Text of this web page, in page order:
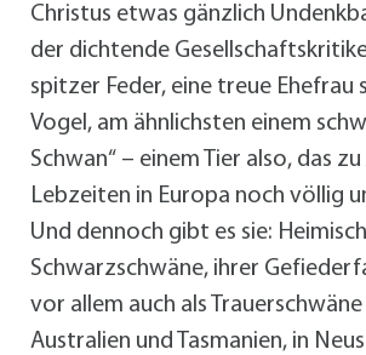
Christus etwas gänzlich
der dichtende
spitzer Feder, eine treue Ehefrau
Vogel, am ähnlichsten einem
Schwan“ – einem Tier also, das zu
Lebzeiten in Europa noch völlig
Und dennoch gibt es sie:
Schwarzschwäne, ihrer
vor allem auch als
Australien und Tasmanien, in